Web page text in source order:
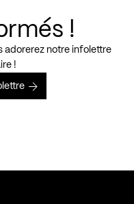
!
adorerez notre infolettre
!